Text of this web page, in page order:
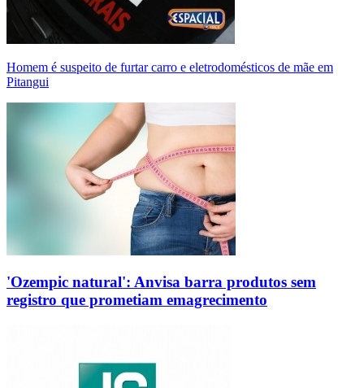
Homem é suspeito de furtar carro e eletrodomésticos de mãe em
Pitangui
'Ozempic natural': Anvisa barra produtos sem
registro que prometiam emagrecimento